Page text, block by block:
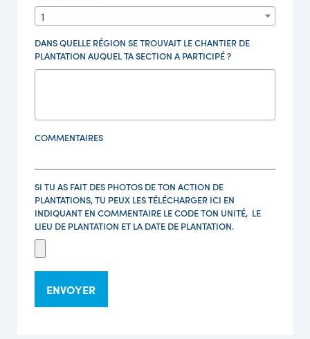
1
DANS QUELLE RÉGION SE TROUVAIT LE CHANTIER DE
PLANTATION AUQUEL TA SECTION A PARTICIPÉ ?
COMMENTAIRES
SI TU AS FAIT DES PHOTOS DE TON ACTION DE
PLANTATIONS, TU PEUX LES TÉLÉCHARGER ICI EN
INDIQUANT EN COMMENTAIRE LE CODE TON UNITÉ, LE
LIEU DE PLANTATION ET LA DATE DE PLANTATION.
ENVOYER